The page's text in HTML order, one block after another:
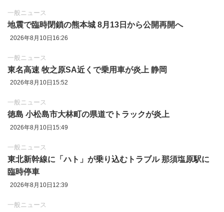
一般ニュース
地震で臨時閉鎖の熊本城 8月13日から公開再開へ
2026年8月10日16:26
一般ニュース
東名高速 牧之原SA近くで乗用車が炎上 静岡
2026年8月10日15:52
一般ニュース
徳島 小松島市大林町の県道でトラックが炎上
2026年8月10日15:49
一般ニュース
東北新幹線に「ハト」が乗り込むトラブル 那須塩原駅に
臨時停車
2026年8月10日12:39
一般ニュース